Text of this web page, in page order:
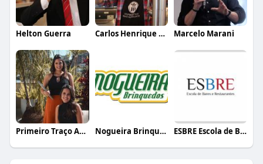
Helton Guerra Carlos Henrique de Faria Vasconcelos Marcelo Marani
Primeiro Traço Arquitetura Nogueira Brinquedos ESBRE Escola de Bares e Restaurantes